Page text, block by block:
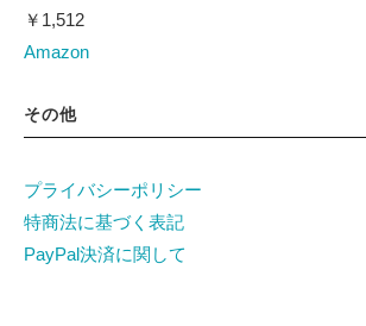
￥1,512
Amazon
その他
プライバシーポリシー
特商法に基づく表記
PayPal決済に関して